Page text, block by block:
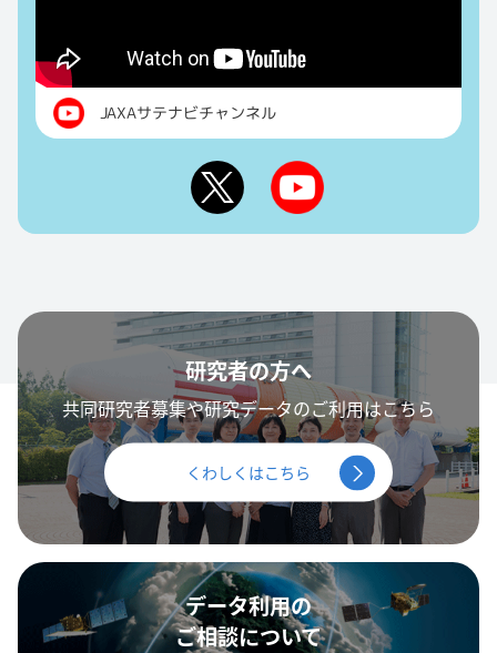
JAXAサテナビチャンネル
研究者の方へ
共同研究者募集や研究データのご利用はこちら
くわしくはこちら
データ利用の
ご相談について